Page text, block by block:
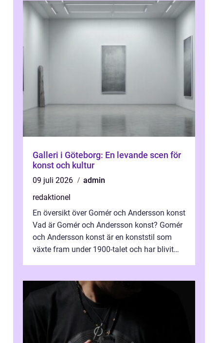
Galleri i Göteborg: En levande scen för
konst och kultur
09 juli 2026
admin
redaktionel
En översikt över Gomér och Andersson konst
Vad är Gomér och Andersson konst? Gomér
och Andersson konst är en konststil som
växte fram under 1900-talet och har blivit